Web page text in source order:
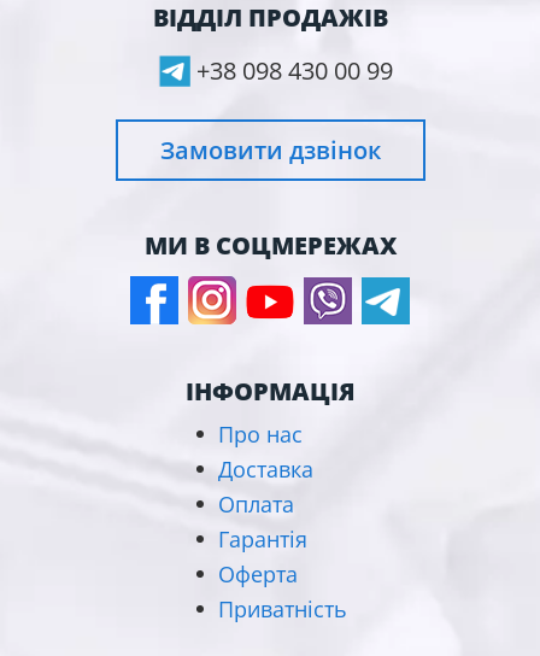
ВІДДІЛ ПРОДАЖІВ
+38 098 430 00 99
Замовити дзвінок
МИ В СОЦМЕРЕЖАХ
ІНФОРМАЦІЯ
Про нас
Доставка
Оплата
Гарантія
Оферта
Приватність